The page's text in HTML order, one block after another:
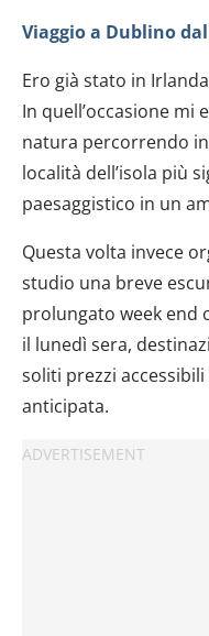
Viaggio a Dublino
Ero già stato in
In quell’occasione mi
natura percorrendo
località dell’isola più
paesaggistico in un
Questa volta invece
studio una breve
prolungato week end
il lunedì sera,
soliti prezzi
anticipata.